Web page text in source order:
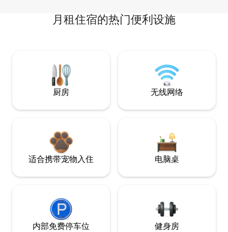
月租住宿的热门便利设施
厨房 无线网络
适合携带宠物入住 电脑桌
内部免费停车位 健身房